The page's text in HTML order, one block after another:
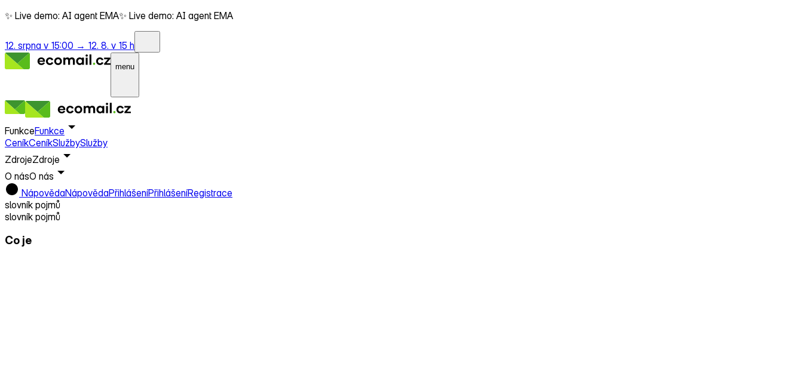
✨ Live demo: AI agent EMA✨ Live demo: AI agent EMA
12. srpna v 15:00 → 12. 8. v 15 h
menu
FunkceFunkce
CeníkCeníkSlužbySlužby
ZdrojeZdroje
O násO nás
NápovědaNápovědaPřihlášeníPřihlášeníRegistrace
slovník pojmů
slovník pojmů
Co je